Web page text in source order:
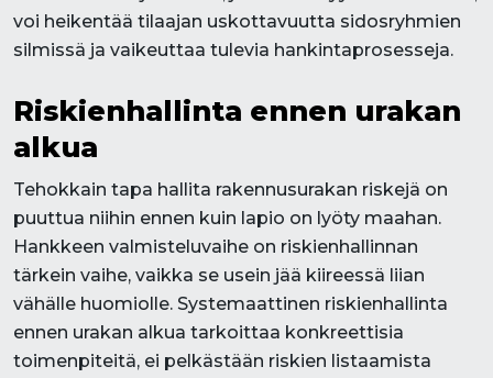
voi heikentää tilaajan uskottavuutta sidosryhmien
silmissä ja vaikeuttaa tulevia hankintaprosesseja.
Riskienhallinta ennen urakan
alkua
Tehokkain tapa hallita rakennusurakan riskejä on
puuttua niihin ennen kuin lapio on lyöty maahan.
Hankkeen valmisteluvaihe on riskienhallinnan
tärkein vaihe, vaikka se usein jää kiireessä liian
vähälle huomiolle. Systemaattinen riskienhallinta
ennen urakan alkua tarkoittaa konkreettisia
toimenpiteitä, ei pelkästään riskien listaamista